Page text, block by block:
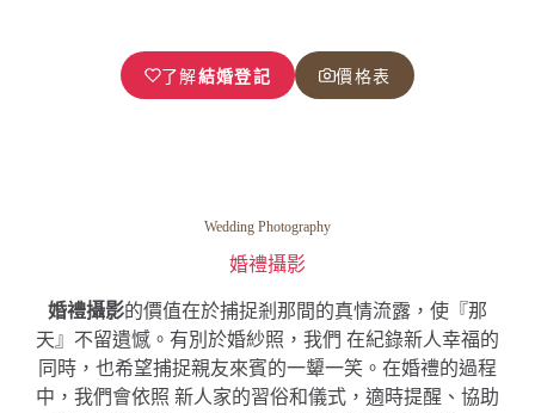
了解結婚登記 價格表
Wedding Photography
婚禮攝影
婚禮攝影的價值在於捕捉剎那間的真情流露，使『那
天』不留遺憾。有別於婚紗照，我們 在紀錄新人幸福的
同時，也希望捕捉親友來賓的一顰一笑。在婚禮的過程
中，我們會依照 新人家的習俗和儀式，適時提醒、協助